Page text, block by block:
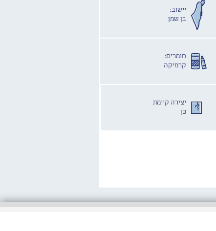
יישוב:
בן שמן
חומרים:
קרמיקה
יצירה קיימת
כן